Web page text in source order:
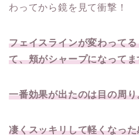
わってから鏡を見て衝撃！
フェイスラインが変わって
て、頬がシャープになって
一番効果が出たのは目の周り
凄くスッキリして軽くなっ